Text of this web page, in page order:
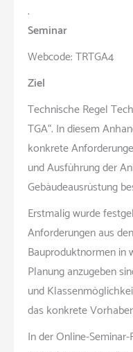
.
Seminar
Webcode: TRTGA4
Ziel
Technische Regel
TGA“. In diesem
konkrete
und Ausführung der
Gebäudeausrüstung
Erstmalig wurde
Anforderungen aus
Bauproduktnormen in
Planung anzugeben
und
das konkrete
In der Online-